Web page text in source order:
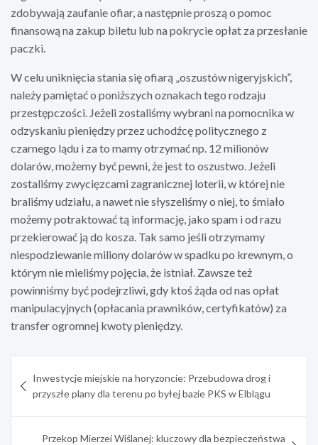
zdobywają zaufanie ofiar, a następnie proszą o pomoc
finansową na zakup biletu lub na pokrycie opłat za przesłanie
paczki.
W celu uniknięcia stania się ofiarą „oszustów nigeryjskich”,
należy pamiętać o poniższych oznakach tego rodzaju
przestępczości. Jeżeli zostaliśmy wybrani na pomocnika w
odzyskaniu pieniędzy przez uchodźcę politycznego z
czarnego lądu i za to mamy otrzymać np. 12 milionów
dolarów, możemy być pewni, że jest to oszustwo. Jeżeli
zostaliśmy zwycięzcami zagranicznej loterii, w której nie
braliśmy udziału, a nawet nie słyszeliśmy o niej, to śmiało
możemy potraktować tą informację, jako spam i od razu
przekierować ją do kosza. Tak samo jeśli otrzymamy
niespodziewanie miliony dolarów w spadku po krewnym, o
którym nie mieliśmy pojęcia, że istniał. Zawsze też
powinniśmy być podejrzliwi, gdy ktoś żąda od nas opłat
manipulacyjnych (opłacania prawników, certyfikatów) za
transfer ogromnej kwoty pieniędzy.
wpisu
Inwestycje miejskie na horyzoncie: Przebudowa drog i
przyszłe plany dla terenu po byłej bazie PKS w Elblągu
Przekop Mierzei Wiślanej: kluczowy dla bezpieczeństwa